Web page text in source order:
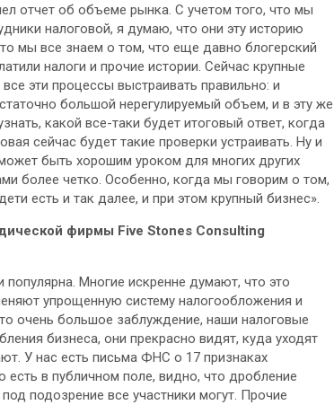
отчет об объеме рынка. С учетом того, что мы
налоговой, я думаю, что они эту историю
мы все знаем о том, что еще давно блогерский
налоги и прочие истории. Сейчас крупные
эти процессы выстраивать правильно: и
большой нерегулируемый объем, и в эту же
какой все-таки будет итоговый ответ, когда
сейчас будет такие проверки устраивать. Ну и
быть хорошим уроком для многих других
более четко. Особенно, когда мы говорим о том,
есть и так далее, и при этом крупный бизнес».
фирмы Five Stones Consulting
Многие искренне думают, что это
упрощенную систему налогообложения и
очень большое заблуждение, наши налоговые
бизнеса, они прекрасно видят, куда уходят
У нас есть письма ФНС о 17 признаках
в публичном поле, видно, что дробление
подозрение все участники могут. Прочие